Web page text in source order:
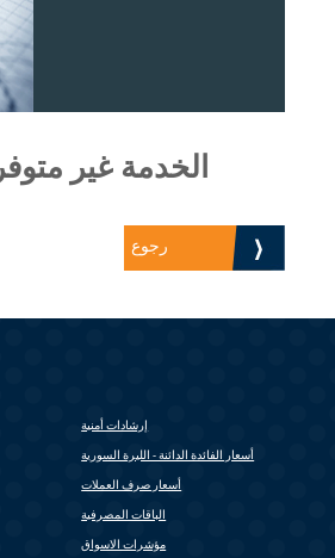
الخدمة غير
رجوع
إرشادات أمنية
أسعار الفائدة الدائنة - الليرة السورية
أسعار صرف العملات
الباقات المصرفية
مؤشرات الاسواق